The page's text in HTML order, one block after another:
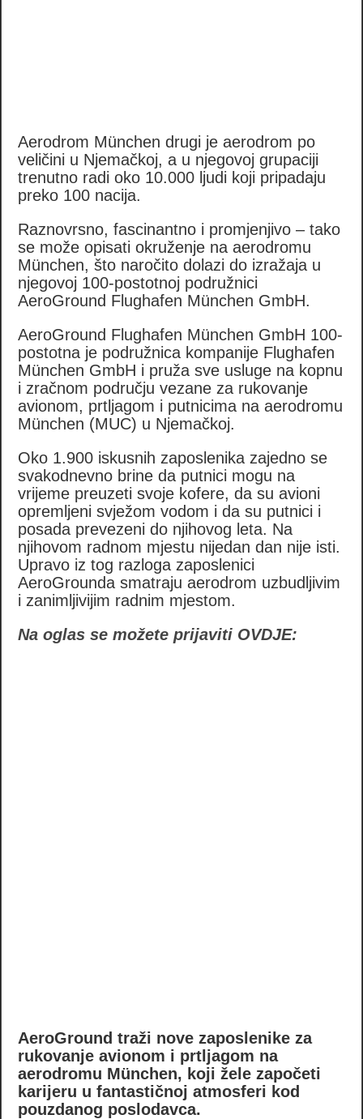
Aerodrom München drugi je aerodrom po
veličini u Njemačkoj, a u njegovoj grupaciji
trenutno radi oko 10.000 ljudi koji pripadaju
preko 100 nacija.
Raznovrsno, fascinantno i promjenjivo – tako
se može opisati okruženje na aerodromu
München, što naročito dolazi do izražaja u
njegovoj 100-postotnoj podružnici
AeroGround Flughafen München GmbH.
AeroGround Flughafen München GmbH 100-
postotna je podružnica kompanije Flughafen
München GmbH i pruža sve usluge na kopnu
i zračnom području vezane za rukovanje
avionom, prtljagom i putnicima na aerodromu
München (MUC) u Njemačkoj.
Oko 1.900 iskusnih zaposlenika zajedno se
svakodnevno brine da putnici mogu na
vrijeme preuzeti svoje kofere, da su avioni
opremljeni svježom vodom i da su putnici i
posada prevezeni do njihovog leta. Na
njihovom radnom mjestu nijedan dan nije isti.
Upravo iz tog razloga zaposlenici
AeroGrounda smatraju aerodrom uzbudljivim
i zanimljivijim radnim mjestom.
Na oglas se možete prijaviti OVDJE:
AeroGround traži nove zaposlenike za
rukovanje avionom i prtljagom na
aerodromu München, koji žele započeti
karijeru u fantastičnoj atmosferi kod
pouzdanog poslodavca.